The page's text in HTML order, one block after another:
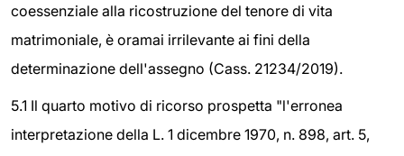
coessenziale alla ricostruzione del tenore di vita
matrimoniale, è oramai irrilevante ai fini della
determinazione dell'assegno (Cass. 21234/2019).
5.1 Il quarto motivo di ricorso prospetta "l'erronea
interpretazione della L. 1 dicembre 1970, n. 898, art. 5,